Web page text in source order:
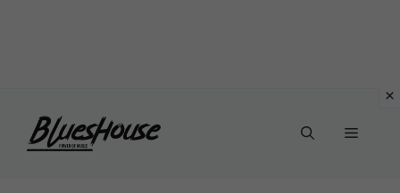
Menu